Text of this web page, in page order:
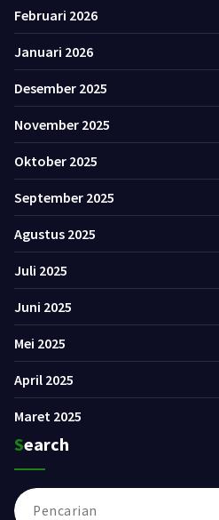
Februari 2026
Januari 2026
Desember 2025
November 2025
Oktober 2025
September 2025
Agustus 2025
Juli 2025
Juni 2025
Mei 2025
April 2025
Maret 2025
Search
Pencarian